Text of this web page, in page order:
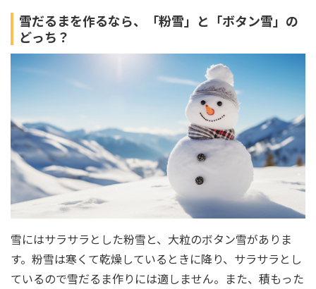
雪だるまを作るなら、「粉雪」と「ボタン雪」の
どっち？
雪にはサラサラとした粉雪と、大粒のボタン雪がありま
す。粉雪は寒くて乾燥しているときに降り、サラサラとし
ているので雪だるま作りには適しません。また、積もった